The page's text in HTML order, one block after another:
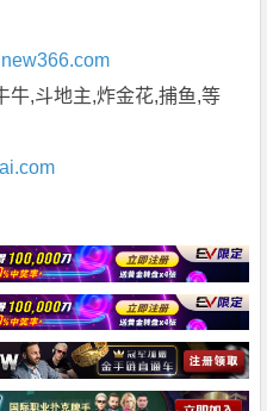
牛,斗地主,炸金花,捕鱼,等